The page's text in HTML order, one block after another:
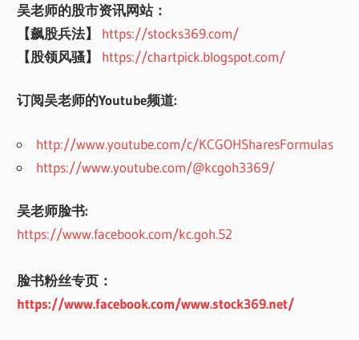
吴老师的股市资讯网站：
【飙股兵法】
https://stocks369.com/
【股领风骚】
https://chartpick.blogspot.com/
订阅吴老师的Youtube频道:
http://www.youtube.com/c/KCGOHSharesFormulas
https://www.youtube.com/@kcgoh3369/
吴老师脸书:
https://www.facebook.com/kc.goh.52
脸书粉丝专页：
https://www.facebook.com/www.stock369.net/